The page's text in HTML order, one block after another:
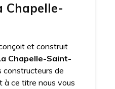
Chapelle-
et construit
Chapelle-Saint-
constructeurs de
à ce titre nous vous